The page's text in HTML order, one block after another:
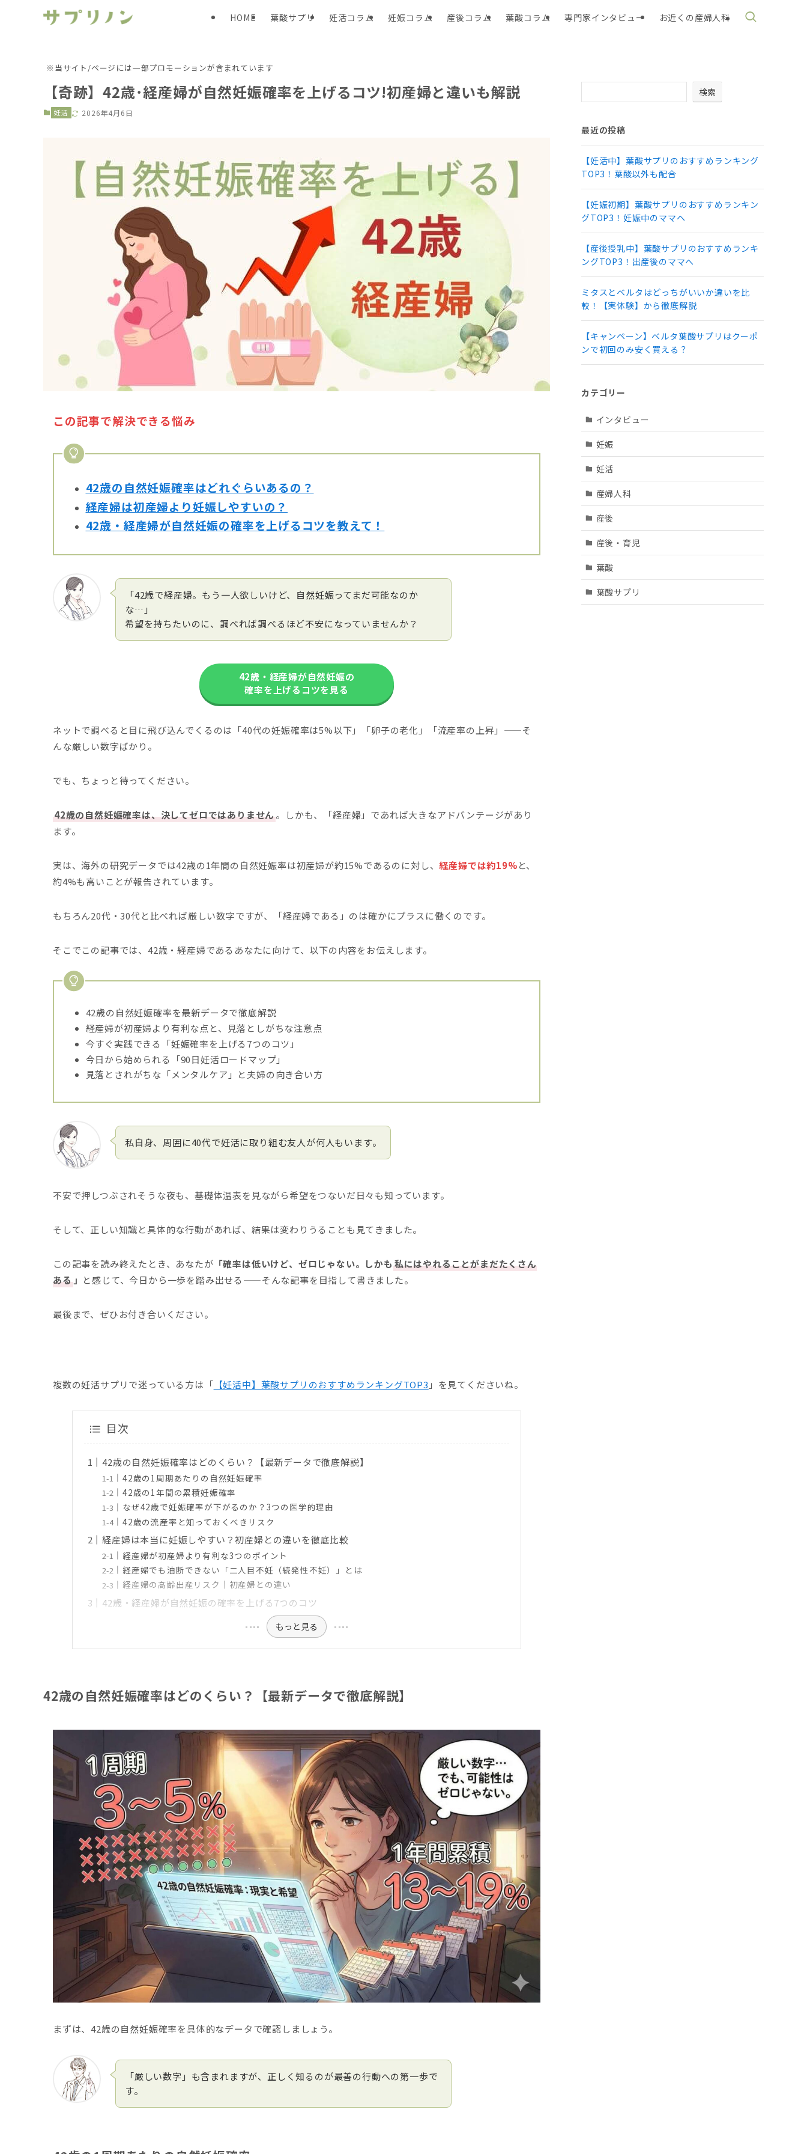
HOME 葉酸サプリ 妊活コラム 妊娠コラム 産後コラム 葉酸コラム 専門家インタビュー お近くの産婦人科
※当サイト/ページには一部プロモーションが含まれています
【奇跡】42歳･経産婦が自然妊娠確率を上げるコツ!初産婦と違いも解説
妊活 2026年4月6日
この記事で解決できる悩み
42歳の自然妊娠確率はどれぐらいあるの？
経産婦は初産婦より妊娠しやすいの？
42歳・経産婦が自然妊娠の確率を上げるコツを教えて！
「42歳で経産婦。もう一人欲しいけど、自然妊娠ってまだ可能なのか
な…」
希望を持ちたいのに、調べれば調べるほど不安になっていませんか？
42歳・経産婦が自然妊娠の
確率を上げるコツを見る
ネットで調べると目に飛び込んでくるのは「40代の妊娠確率は5%以下」「卵子の老化」「流産率の上昇」——そ
んな厳しい数字ばかり。
でも、ちょっと待ってください。
42歳の自然妊娠確率は、決してゼロではありません。しかも、「経産婦」であれば大きなアドバンテージがあり
ます。
実は、海外の研究データでは42歳の1年間の自然妊娠率は初産婦が約15%であるのに対し、経産婦では約19%と、
約4%も高いことが報告されています。
もちろん20代・30代と比べれば厳しい数字ですが、「経産婦である」のは確かにプラスに働くのです。
そこでこの記事では、42歳・経産婦であるあなたに向けて、以下の内容をお伝えします。
42歳の自然妊娠確率を最新データで徹底解説
経産婦が初産婦より有利な点と、見落としがちな注意点
今すぐ実践できる「妊娠確率を上げる7つのコツ」
今日から始められる「90日妊活ロードマップ」
見落とされがちな「メンタルケア」と夫婦の向き合い方
私自身、周囲に40代で妊活に取り組む友人が何人もいます。
不安で押しつぶされそうな夜も、基礎体温表を見ながら希望をつないだ日々も知っています。
そして、正しい知識と具体的な行動があれば、結果は変わりうることも見てきました。
この記事を読み終えたとき、あなたが 「確率は低いけど、ゼロじゃない。しかも 私にはやれることがまだたくさん
ある」 と感じて、今日から一歩を踏み出せる——そんな記事を目指して書きました。
最後まで、ぜひお付き合いください。
複数の妊活サプリで迷っている方は「 【妊活中】葉酸サプリのおすすめランキングTOP3 」を見てくださいね。
目次
42歳の自然妊娠確率はどのくらい？【最新データで徹底解説】
42歳の1周期あたりの自然妊娠確率
42歳の1年間の累積妊娠確率
なぜ42歳で妊娠確率が下がるのか？3つの医学的理由
42歳の流産率と知っておくべきリスク
経産婦は本当に妊娠しやすい？初産婦との違いを徹底比較
経産婦が初産婦より有利な3つのポイント
経産婦でも油断できない「二人目不妊（続発性不妊）」とは
経産婦の高齢出産リスク｜初産婦との違い
42歳・経産婦が自然妊娠の確率を上げる7つのコツ
もっと見る
42歳の自然妊娠確率はどのくらい？【最新データで徹底解説】
まずは、42歳の自然妊娠確率を具体的なデータで確認しましょう。
「厳しい数字」も含まれますが、正しく知るのが最善の行動への第一歩で
す。
検索
最近の投稿
【妊活中】葉酸サプリのおすすめランキング
TOP3！葉酸以外も配合
【妊娠初期】葉酸サプリのおすすめランキン
グTOP3！妊娠中のママヘ
【産後授乳中】葉酸サプリのおすすめランキ
ングTOP3！出産後のママへ
ミタスとベルタはどっちがいいか違いを比
較！【実体験】から徹底解説
【キャンペーン】ベルタ葉酸サプリはクーポ
ンで初回のみ安く買える？
カテゴリー
インタビュー
妊娠
妊活
産婦人科
産後
産後・育児
葉酸
葉酸サプリ